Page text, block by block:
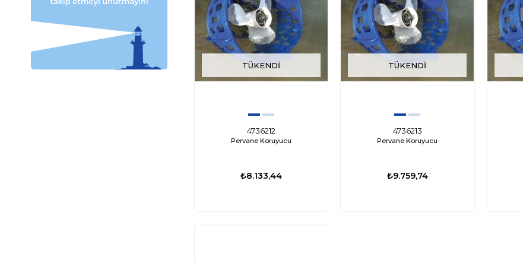
TÜKENDI
4736212
Pervane Koruyucu
₺8.133,44
TÜKENDI
4736213
Pervane Koruyucu
₺9.759,74